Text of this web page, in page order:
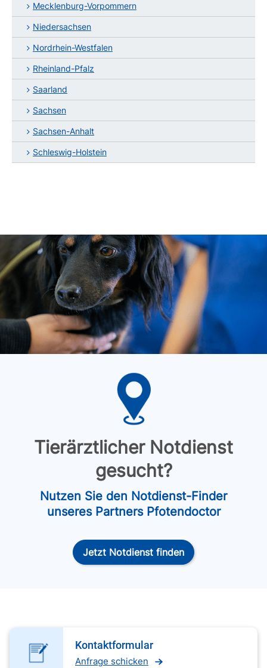
Mecklenburg-Vorpommern
Niedersachsen
Nordrhein-Westfalen
Rheinland-Pfalz
Saarland
Sachsen
Sachsen-Anhalt
Schleswig-Holstein
Tierärztlicher Notdienst
gesucht?
Nutzen Sie den Notdienst-Finder
unseres Partners Pfotendoctor
Jetzt Notdienst finden
Kontaktformular
Anfrage schicken